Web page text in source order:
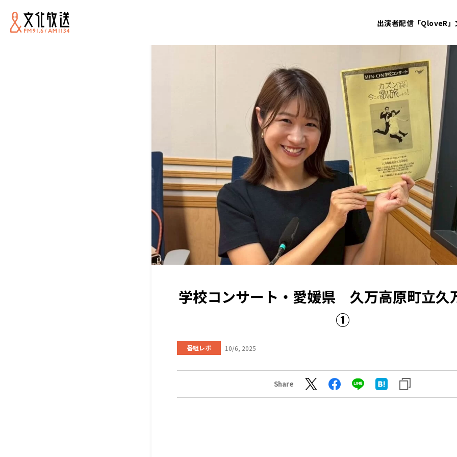
出演者配信「QloveR」
学校コンサート・愛媛県 久万高原町立久
①
番組レポ 10/6, 2025
Share